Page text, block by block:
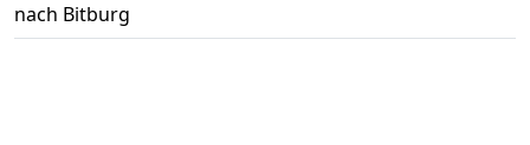
nach Bitburg